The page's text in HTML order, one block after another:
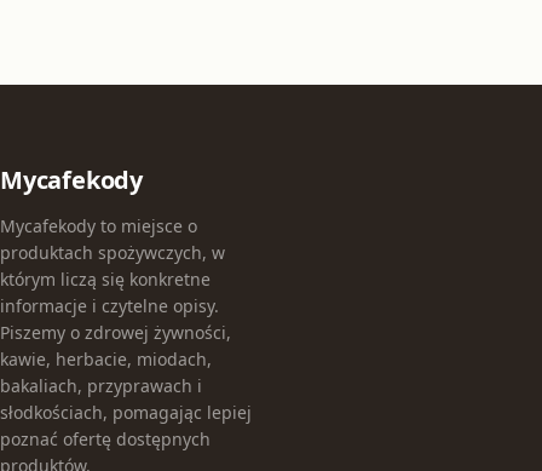
Mycafekody
Mycafekody to miejsce o
produktach spożywczych, w
którym liczą się konkretne
informacje i czytelne opisy.
Piszemy o zdrowej żywności,
kawie, herbacie, miodach,
bakaliach, przyprawach i
słodkościach, pomagając lepiej
poznać ofertę dostępnych
produktów.